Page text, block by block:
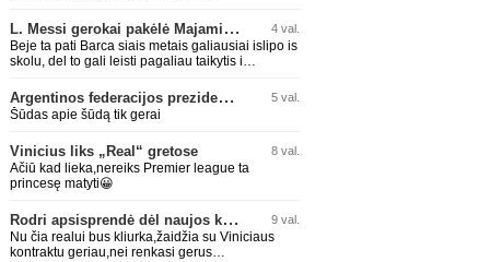
L. Messi gerokai pakėlė Majamio „Inter“ komandos vertę 4 val.
Beje ta pati Barca siais metais galiausiai islipo is
skolu, del to gali leisti pagaliau taikytis i
visa Julian Alvarez saga.
Argentinos federacijos prezidentas C. Tapia negailėjo pagyrų G. Infantino 5 val.
Šūdas apie šūdą tik gerai
Vinicius liks „Real“ gretose 8 val.
Ačiū kad lieka,nereiks Premier league ta
princesę matyti😀
Rodri apsisprendė dėl naujos komandos 9 val.
Nu čia realui bus kliurka,žaidžia su Viniciaus
kontraktu geriau,nei renkasi gerus